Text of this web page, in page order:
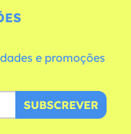
e promoções
SUBSCREVER